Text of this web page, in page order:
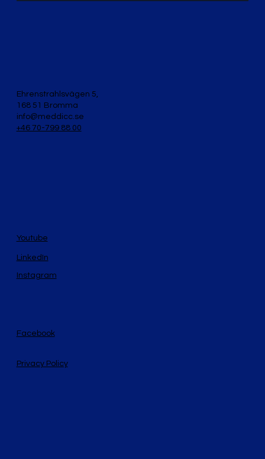
Ehrenstrahlsvägen 5,
168 51 Bromma
info@meddicc.se
+46 70-799 88 00
Facebook
LinkedIn
Instagram
Youtube
Privacy Policy